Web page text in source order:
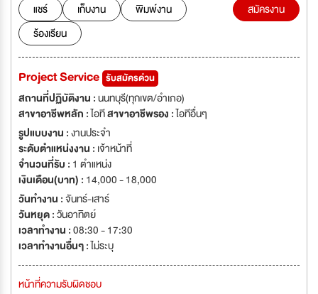
แชร์ เก็บงาน
พิมพ์งาน
ร้องเรียน
สมัครงาน
Project Service รับสมัครด่วน
สถานที่ปฏิบัติงาน :นนทบุรี(ทุกเขต/อำเภอ)
สาขาอาชีพหลัก :ไอทีสาขาอาชีพรอง :ไอทีอื่นๆ
รูปแบบงาน :งานประจำ
ระดับตำแหน่งงาน : เจ้าหน้าที่
จำนวนที่รับ : 1 ตำแหน่ง
เงินเดือน(บาท) : 14,000 - 18,000
วันทำงาน :จันทร์-เสาร์
วันหยุด :วันอาทิตย์
เวลาทำงาน :08:30 - 17:30
เวลาทำงานอื่นๆ :ไม่ระบุ
หน้าที่ความรับผิดชอบ